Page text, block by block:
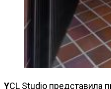
YCL Studio представила проект нестандартной